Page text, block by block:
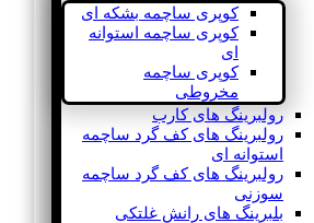
کوپری ساچمه بشکه ای
کوپری ساچمه استوانه
ای
کوپری ساچمه
مخروطی
رولبرینگ های کارب
رولبرینگ های کف گرد ساچمه
استوانه ای
رولبرینگ های کف گرد ساچمه
سوزنی
بلبرینگ های رانش غلتکی